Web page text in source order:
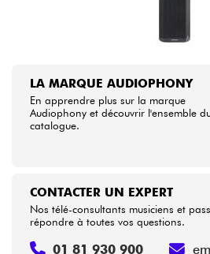
LA MARQUE AUDIOPHONY
En apprendre plus sur la marque
Audiophony et découvrir l'ensemble
catalogue.
CONTACTER UN EXPERT
Nos télé-consultants musiciens et
répondre à toutes vos questions.
01 81 930 900